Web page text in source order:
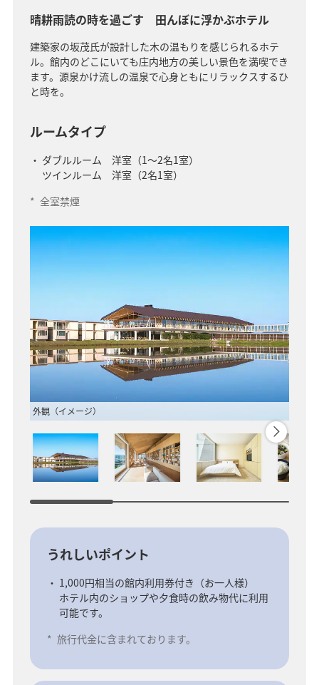
晴耕雨読の時を過ごす 田んぼに浮かぶホテル
建築家の坂茂氏が設計した木の温もりを感じられるホテ
ル。館内のどこにいても庄内地方の美しい景色を満喫でき
ます。源泉かけ流しの温泉で心身ともにリラックスするひ
と時を。
ルームタイプ
ダブルルーム 洋室（1～2名1室）
ツインルーム 洋室（2名1室）
* 全室禁煙
外観（イメージ）
うれしいポイント
1,000円相当の館内利用券付き（お一人様）
ホテル内のショップや夕食時の飲み物代に利用
可能です。
* 旅行代金に含まれております。